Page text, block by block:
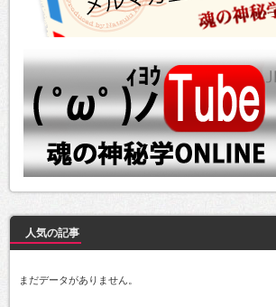
人気の記事
まだデータがありません。